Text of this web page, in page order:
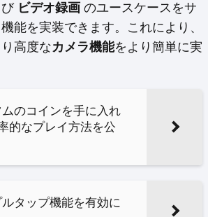
ビデオ録画 のユースケースをサ
機能を実装できます。これにより、
高度なカメラ機能をより簡単に実
のコインを手に入れ
的なプレイ方法を公
タップ機能を有効に